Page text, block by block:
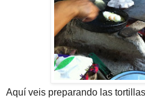
Aquí veis preparando las